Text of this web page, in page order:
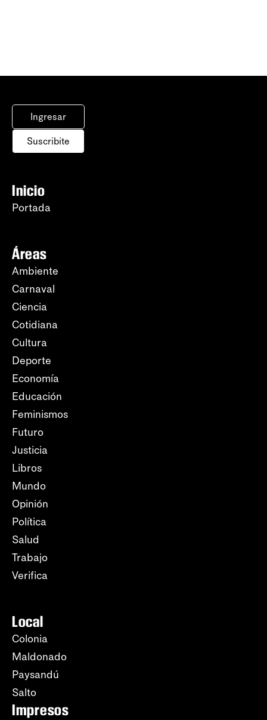
Ingresar
Suscribite
Inicio
Portada
Áreas
Ambiente
Carnaval
Ciencia
Cotidiana
Cultura
Deporte
Economía
Educación
Feminismos
Futuro
Justicia
Libros
Mundo
Opinión
Política
Salud
Trabajo
Verifica
Local
Colonia
Maldonado
Paysandú
Salto
Impresos